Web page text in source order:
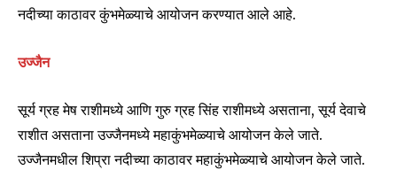
नदीच्या काठावर कुंभमेळ्याचे आयोजन करण्यात आले आहे.
उज्जैन
सूर्य ग्रह मेष राशीमध्ये आणि गुरु ग्रह सिंह राशीमध्ये असताना, सूर्य देवाचे
राशीत असताना उज्जैनमध्ये महाकुंभमेळ्याचे आयोजन केले जाते.
उज्जैनमधील शिप्रा नदीच्या काठावर महाकुंभमेळ्याचे आयोजन केले जाते.